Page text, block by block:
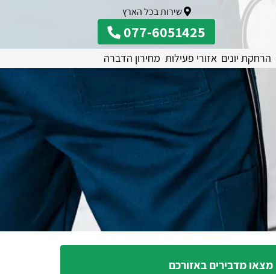
שירות בכל הארץ
077-6051425
הרחקת יונים אזורי פעילות מחירון הדברה
מצאו מדבירים באזורכם